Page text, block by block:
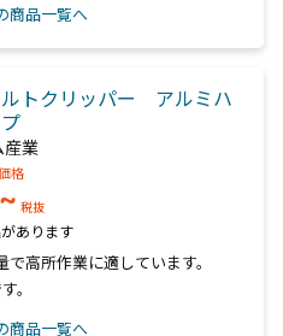
商品一覧へ
トクリッパー アルミハ
産業
格
税抜
あります
高所作業に適しています。
。
商品一覧へ